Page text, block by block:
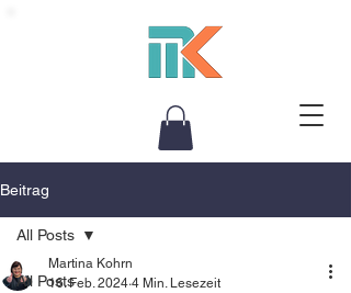
Beitrag
All Posts
All Posts
Martina Kohrn
16. Feb. 2024 4 Min. Lesezeit